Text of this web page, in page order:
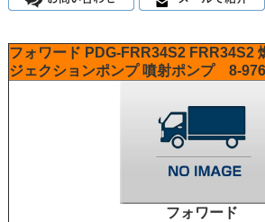
フォワード PDG-FRR34S2 FRR34S2
ジェクションポンプ 噴射ポンプ 8-
フォワード